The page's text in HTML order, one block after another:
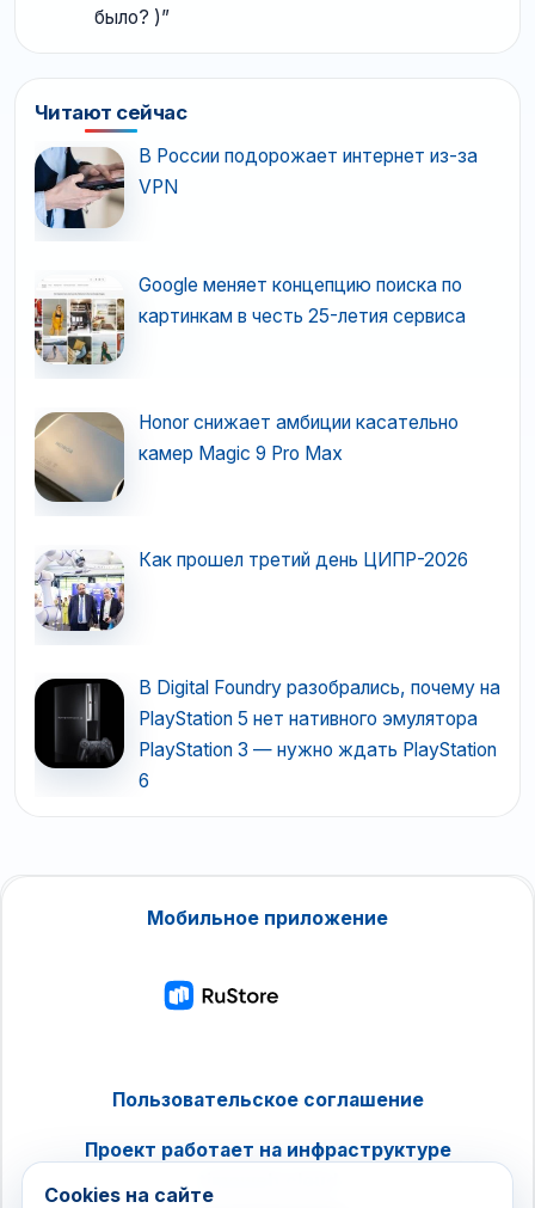
было? )”
Читают сейчас
В России подорожает интернет из-за
VPN
Google меняет концепцию поиска по
картинкам в честь 25-летия сервиса
Honor снижает амбиции касательно
камер Magic 9 Pro Max
Как прошел третий день ЦИПР-2026
В Digital Foundry разобрались, почему на
PlayStation 5 нет нативного эмулятора
PlayStation 3 — нужно ждать PlayStation
6
Мобильное приложение
Пользовательское соглашение
Проект работает на инфраструктуре
Cookies на сайте